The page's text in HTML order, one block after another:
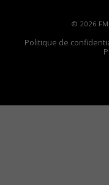
© 2026
Politique de